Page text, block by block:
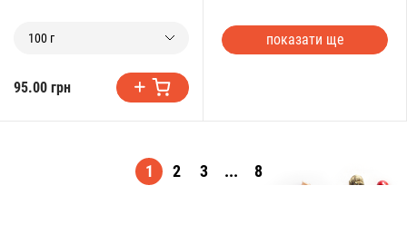
100 г
95.00 грн
показати ще
1 2 3 ... 8